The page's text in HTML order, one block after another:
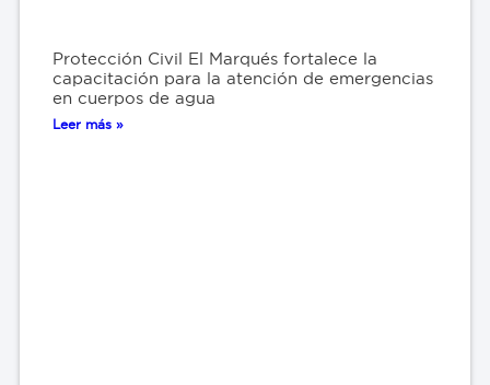
Protección Civil El Marqués fortalece la
capacitación para la atención de emergencias
en cuerpos de agua
Leer más »